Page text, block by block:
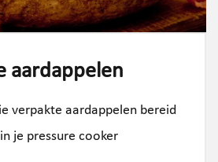
aardappelen
verpakte aardappelen bereid
je pressure cooker